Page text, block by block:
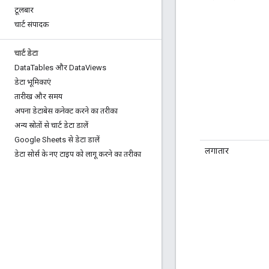
टूलबार
चार्ट संपादक
चार्ट डेटा
DataTables और DataViews
डेटा भूमिकाएं
तारीख और समय
अपना डेटाबेस कनेक्ट करने का तरीका
अन्य स्रोतों से चार्ट डेटा डालें
Google Sheets से डेटा डालें
डेटा सोर्स के नए टाइप को लागू करने का तरीका
लगातार